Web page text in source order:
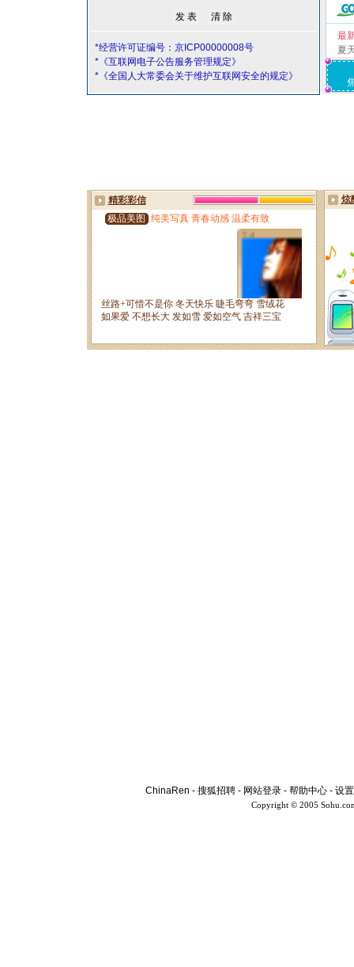
*经营许可证编号：京ICP00000008号
*《互联网电子公告服务管理规定》
*《全国人大常委会关于维护互联网安全的规定》
最
夏
ChinaRen - 搜狐招聘 - 网站登录 - 帮助中心 - 设
Copyright © 2005